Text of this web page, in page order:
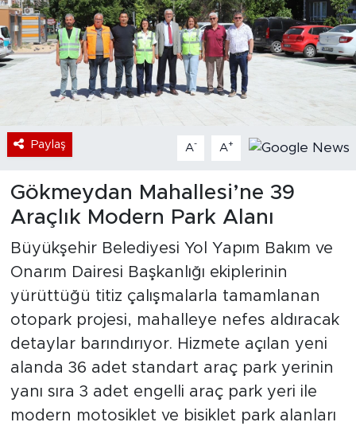
Paylaş A- A+
Gökmeydan Mahallesi’ne 39
Araçlık Modern Park Alanı
Büyükşehir Belediyesi Yol Yapım Bakım ve
Onarım Dairesi Başkanlığı ekiplerinin
yürüttüğü titiz çalışmalarla tamamlanan
otopark projesi, mahalleye nefes aldıracak
detaylar barındırıyor. Hizmete açılan yeni
alanda 36 adet standart araç park yerinin
yanı sıra 3 adet engelli araç park yeri ile
modern motosiklet ve bisiklet park alanları
Sektör